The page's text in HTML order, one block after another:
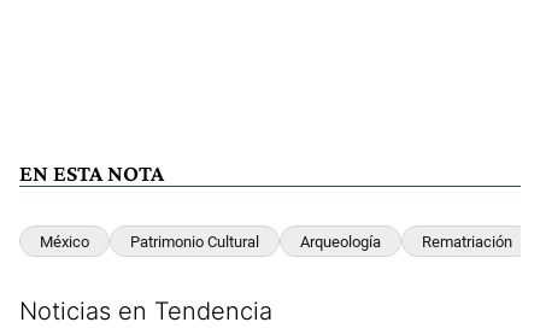
EN ESTA NOTA
México Patrimonio Cultural Arqueología Rematriación
Noticias en Tendencia